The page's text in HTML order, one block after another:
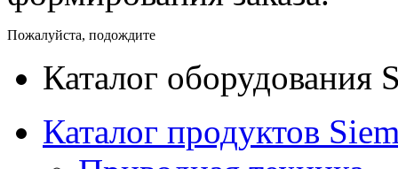
Пожалуйста, подождите
Каталог оборудования
Каталог продуктов